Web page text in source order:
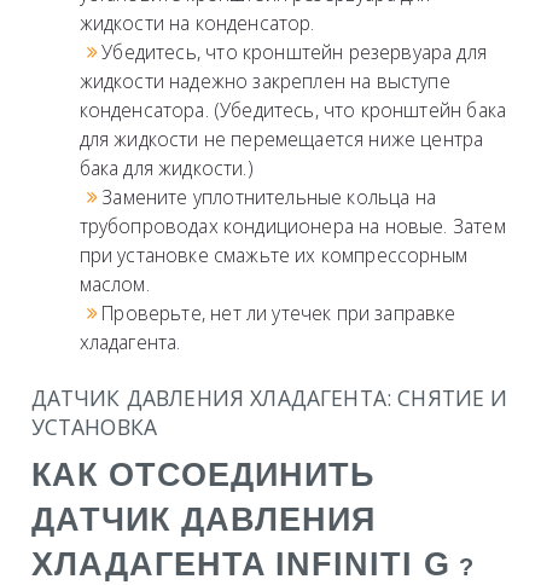
жидкости на конденсатор.
Убедитесь, что кронштейн резервуара для
жидкости надежно закреплен на выступе
конденсатора. (Убедитесь, что кронштейн бака
для жидкости не перемещается ниже центра
бака для жидкости.)
Замените уплотнительные кольца на
трубопроводах кондиционера на новые. Затем
при установке смажьте их компрессорным
маслом.
Проверьте, нет ли утечек при заправке
хладагента.
ДАТЧИК ДАВЛЕНИЯ ХЛАДАГЕНТА: СНЯТИЕ И
УСТАНОВКА
КАК ОТСОЕДИНИТЬ
ДАТЧИК ДАВЛЕНИЯ
ХЛАДАГЕНТА INFINITI G ?